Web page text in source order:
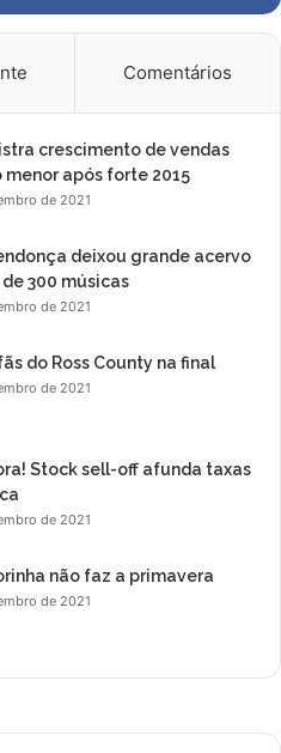
Comentários
crescimento de vendas
menor após forte 2015
de 2021
deixou grande acervo
300 músicas
de 2021
do Ross County na final
de 2021
Stock sell-off afunda taxas
de 2021
não faz a primavera
de 2021